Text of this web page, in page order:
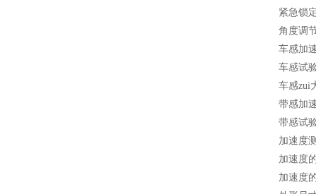
紧急锁
角度调
车感加
车感试
车感zui
带感加
带感试
加速度
加速度
加速度